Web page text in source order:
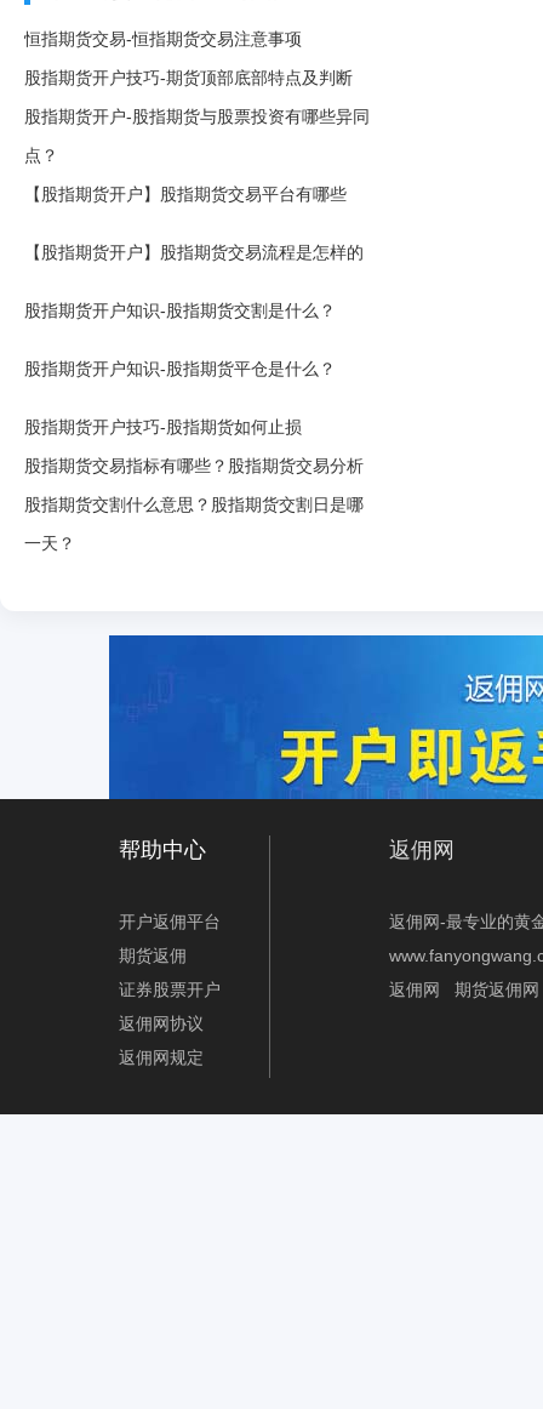
恒指期货交易-恒指期货交易注意事项
股指期货开户技巧-期货顶部底部特点及判断
股指期货开户-股指期货与股票投资有哪些异同
点？
【股指期货开户】股指期货交易平台有哪些
【股指期货开户】股指期货交易流程是怎样的
股指期货开户知识-股指期货交割是什么？
股指期货开户知识-股指期货平仓是什么？
股指期货开户技巧-股指期货如何止损
股指期货交易指标有哪些？股指期货交易分析
股指期货交割什么意思？股指期货交割日是哪
一天？
帮助中心
开户返佣平台
期货返佣
证券股票开户
返佣网协议
返佣网规定
返佣网
返佣网-最专业的黄
返佣网
期货返佣网